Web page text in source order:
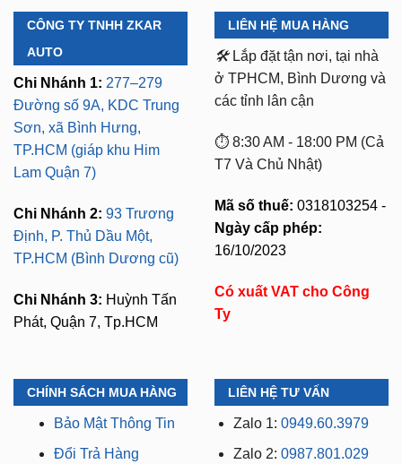
CÔNG TY TNHH ZKAR
AUTO
Chi Nhánh 1: 277–279
Đường số 9A, KDC Trung
Sơn, xã Bình Hưng,
TP.HCM (giáp khu Him
Lam Quận 7)
Chi Nhánh 2: 93 Trương
Định, P. Thủ Dầu Một,
TP.HCM (Bình Dương cũ)
Chi Nhánh 3: Huỳnh Tấn
Phát, Quận 7, Tp.HCM
LIÊN HỆ MUA HÀNG
🛠️ Lắp đặt tận nơi, tại nhà
ở TPHCM, Bình Dương và
các tỉnh lân cận
⏱️ 8:30 AM - 18:00 PM (Cả
T7 Và Chủ Nhật)
Mã số thuế: 0318103254 -
Ngày cấp phép:
16/10/2023
Có xuất VAT cho Công
Ty
CHÍNH SÁCH MUA HÀNG
Bảo Mật Thông Tin
Đổi Trả Hàng
LIÊN HỆ TƯ VẤN
Zalo 1: 0949.60.3979
Zalo 2: 0987.801.029